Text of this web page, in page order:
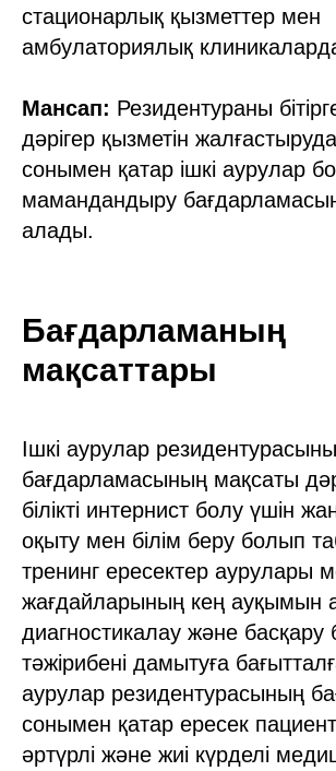
стационарлық қызметтер мен
амбулаториялық
Мансап: Резидентураны
дәрігер қызметін
сонымен қатар ішкі аурулар
мамандандыру
алады.
Бағдарламаның
мақсаттары
Ішкі аурулар
бағдарламасының мақсаты
білікті интернист болу үшін
оқыту мен білім беру болып
тренинг ересектер аурулары
жағдайларының кең ауқымын
диагностикалау және
тәжірибені дамытуға
аурулар резидентурасының
сонымен қатар ересек
әртүрлі және жиі күрделі